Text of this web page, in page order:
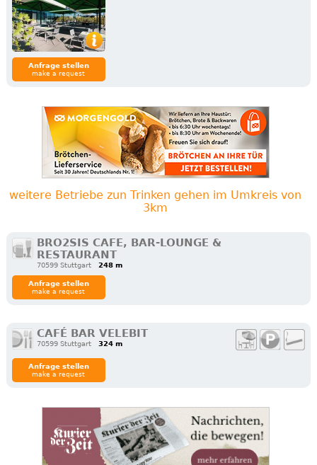
Anfrage stellen
make a request
weitere Betriebe zun Trinken gehen im Umkreis von
3km
BRO2SIS CAFE, BAR-LOUNGE &
RESTAURANT
70599 Stuttgart 248 m
Anfrage stellen
make a request
CAFÉ BAR VELEBIT
70599 Stuttgart 324 m
Anfrage stellen
make a request